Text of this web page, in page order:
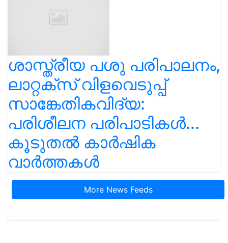
ശാസ്ത്രീയ പശു പരിപാലനം,
ലാറ്റക്സ് വിളവെടുപ്പ്
സാങ്കേതികവിദ്യ:
പരിശീലന പരിപാടികൾ...
കൂടുതൽ കാർഷിക
വാർത്തകൾ
More News Feeds